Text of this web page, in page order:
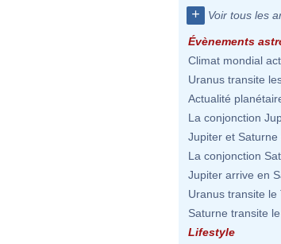
+ Voir tous les
Évènements
Climat mondial
Uranus transite
Actualité
La conjonction
Jupiter et Saturne
La conjonction
Jupiter arrive en
Uranus transite le
Saturne transite
Lifestyle